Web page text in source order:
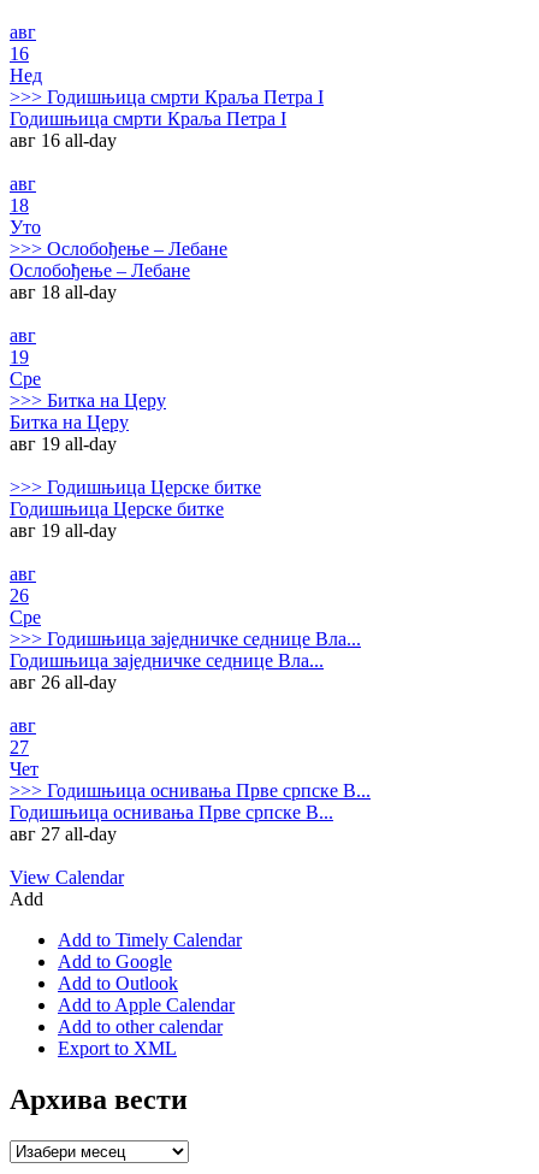
авг
16
Нед
>>> Годишњица смрти Краља Петра I
Годишњица смрти Краља Петра I
авг 16 all-day
авг
18
Уто
>>> Ослобођење – Лебане
Ослобођење – Лебане
авг 18 all-day
авг
19
Сре
>>> Битка на Церу
Битка на Церу
авг 19 all-day
>>> Годишњица Церске битке
Годишњица Церске битке
авг 19 all-day
авг
26
Сре
>>> Годишњица заједничке седнице Вла...
Годишњица заједничке седнице Вла...
авг 26 all-day
авг
27
Чет
>>> Годишњица оснивања Прве српске В...
Годишњица оснивања Прве српске В...
авг 27 all-day
View Calendar
Add
Add to Timely Calendar
Add to Google
Add to Outlook
Add to Apple Calendar
Add to other calendar
Export to XML
Архива вести
Архива